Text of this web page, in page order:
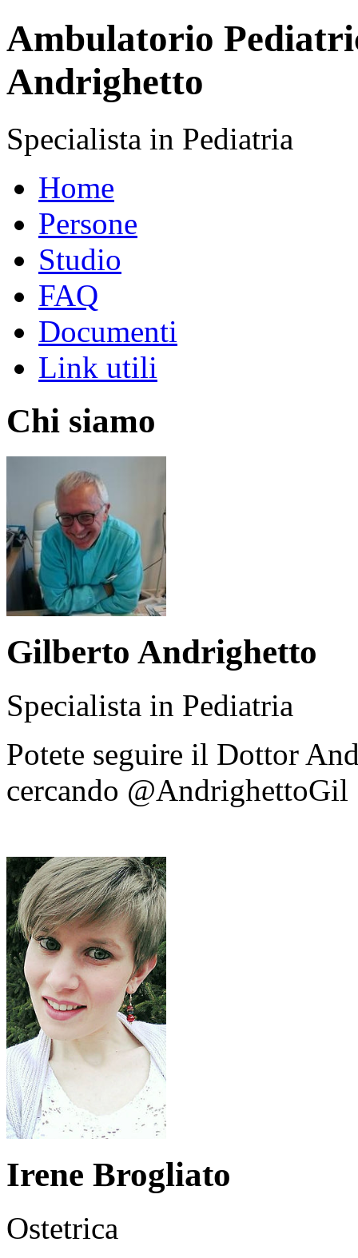
Ambulatorio
Andrighetto
Specialista in Pediatria
Home
Persone
Studio
FAQ
Documenti
Link utili
Chi siamo
Gilberto Andrighetto
Specialista in Pediatria
Potete seguire il Dottor
cercando @AndrighettoGil
Irene Brogliato
Ostetrica